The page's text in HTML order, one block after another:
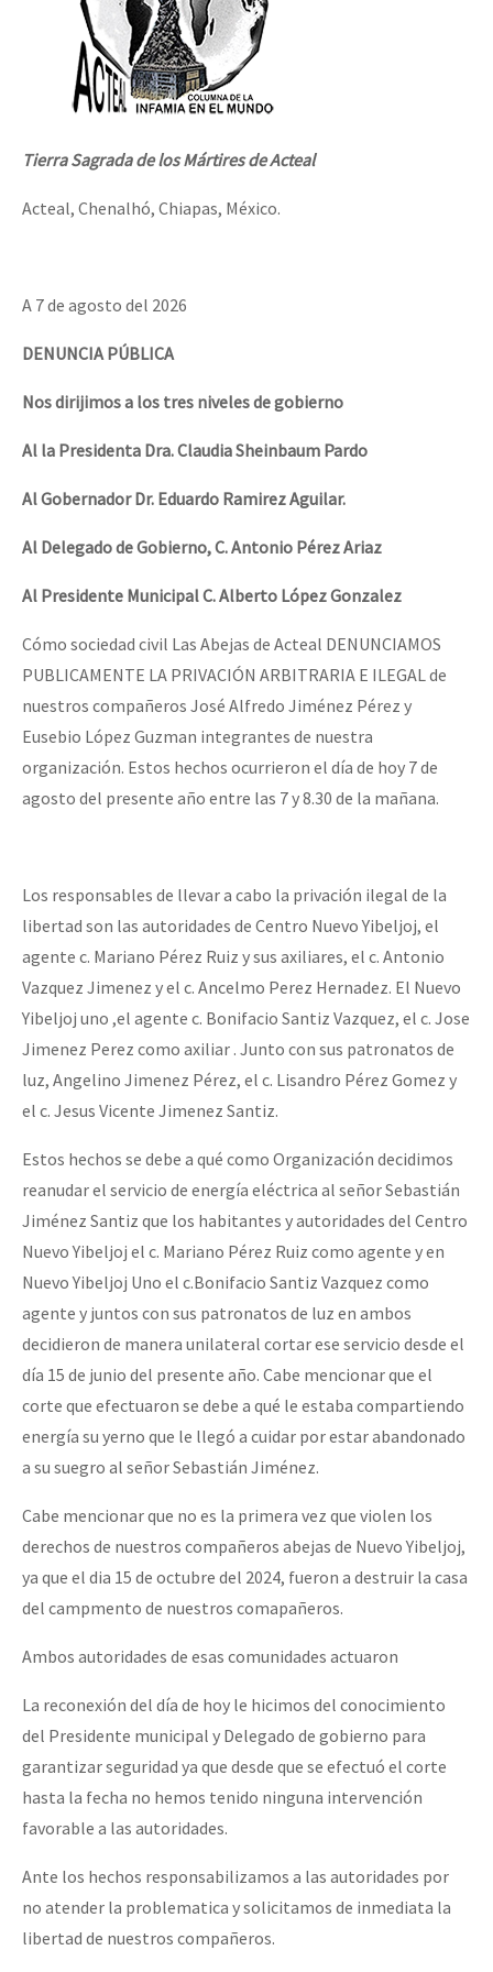
Tierra Sagrada de los Mártires de Acteal
Acteal, Chenalhó, Chiapas, México.
A 7 de agosto del 2026
DENUNCIA PÚBLICA
Nos dirijimos a los tres niveles de gobierno
Al la Presidenta Dra. Claudia Sheinbaum Pardo
Al Gobernador Dr. Eduardo Ramirez Aguilar.
Al Delegado de Gobierno, C. Antonio Pérez Ariaz
Al Presidente Municipal C. Alberto López Gonzalez
Cómo sociedad civil Las Abejas de Acteal DENUNCIAMOS
PUBLICAMENTE LA PRIVACIÓN ARBITRARIA E ILEGAL de
nuestros compañeros José Alfredo Jiménez Pérez y
Eusebio López Guzman integrantes de nuestra
organización. Estos hechos ocurrieron el día de hoy 7 de
agosto del presente año entre las 7 y 8.30 de la mañana.
Los responsables de llevar a cabo la privación ilegal de la
libertad son las autoridades de Centro Nuevo Yibeljoj, el
agente c. Mariano Pérez Ruiz y sus axiliares, el c. Antonio
Vazquez Jimenez y el c. Ancelmo Perez Hernadez. El Nuevo
Yibeljoj uno ,el agente c. Bonifacio Santiz Vazquez, el c. Jose
Jimenez Perez como axiliar . Junto con sus patronatos de
luz, Angelino Jimenez Pérez, el c. Lisandro Pérez Gomez y
el c. Jesus Vicente Jimenez Santiz.
Estos hechos se debe a qué como Organización decidimos
reanudar el servicio de energía eléctrica al señor Sebastián
Jiménez Santiz que los habitantes y autoridades del Centro
Nuevo Yibeljoj el c. Mariano Pérez Ruiz como agente y en
Nuevo Yibeljoj Uno el c.Bonifacio Santiz Vazquez como
agente y juntos con sus patronatos de luz en ambos
decidieron de manera unilateral cortar ese servicio desde el
día 15 de junio del presente año. Cabe mencionar que el
corte que efectuaron se debe a qué le estaba compartiendo
energía su yerno que le llegó a cuidar por estar abandonado
a su suegro al señor Sebastián Jiménez.
Cabe mencionar que no es la primera vez que violen los
derechos de nuestros compañeros abejas de Nuevo Yibeljoj,
ya que el dia 15 de octubre del 2024, fueron a destruir la casa
del campmento de nuestros comapañeros.
Ambos autoridades de esas comunidades actuaron
La reconexión del día de hoy le hicimos del conocimiento
del Presidente municipal y Delegado de gobierno para
garantizar seguridad ya que desde que se efectuó el corte
hasta la fecha no hemos tenido ninguna intervención
favorable a las autoridades.
Ante los hechos responsabilizamos a las autoridades por
no atender la problematica y solicitamos de inmediata la
libertad de nuestros compañeros.